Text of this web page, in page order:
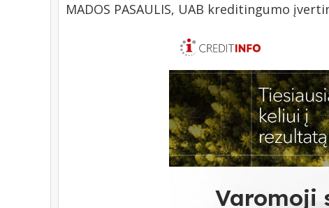
MADOS PASAULIS, UAB kreditingumo